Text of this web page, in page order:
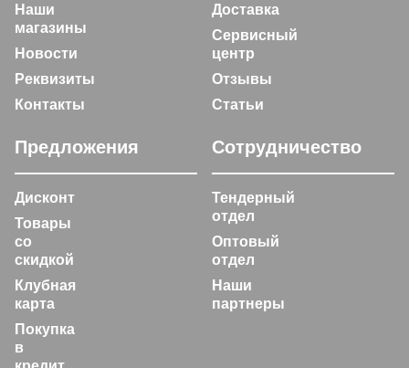
Наши
магазины
Новости
Реквизиты
Контакты
Доставка
Сервисный
центр
Отзывы
Статьи
Предложения
Дисконт
Товары
со
скидкой
Клубная
карта
Покупка
в
Сотрудничество
Тендерный
отдел
Оптовый
отдел
Наши
партнеры